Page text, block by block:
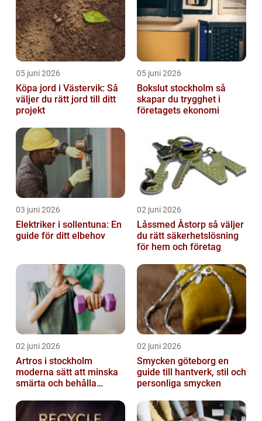
05 juni 2026
Köpa jord i Västervik: Så
väljer du rätt jord till ditt
projekt
05 juni 2026
Bokslut stockholm så
skapar du trygghet i
företagets ekonomi
03 juni 2026
Elektriker i sollentuna: En
guide för ditt elbehov
02 juni 2026
Låssmed Åstorp så väljer
du rätt säkerhetslösning
för hem och företag
02 juni 2026
Artros i stockholm
moderna sätt att minska
smärta och behålla
02 juni 2026
Smycken göteborg en
guide till hantverk, stil och
personliga smycken